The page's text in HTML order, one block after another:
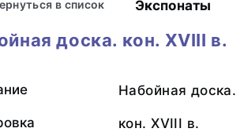
в список Экспонаты
доска. кон. XVIII в.
Набойная доска.
кон. XVIII в.